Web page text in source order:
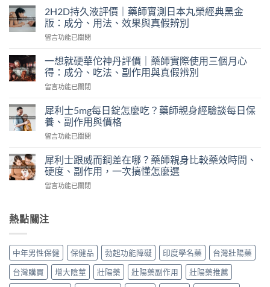
力
片
ptt
討
｜
藥
師
實
韓
國
力
評
價：
哪
副
作
真
假
一
搞
2H2D持久液評價｜藥師實測日本丸榮經典黑金
版：成分、用法、效果與真假辨別
在
久
液
評
｜
藥
師
實
日
本
榮
黑
成
分、
法、
留言功能已關閉
一想就硬華佗神丹評價｜藥師實際使用三個月心
得：成分、吃法、副作用與真假辨別
在
想
就
硬
華
神
丹
評
價
師
使
用
個
留言功能已關閉
犀利士5mg每日錠怎麼吃？藥師親身經驗談每日保
養、副作用與價格
在
利
士
5mg
每
怎
藥
師
身
留言功能已關閉
犀利士跟威而鋼差在哪？藥師親身比較藥效時間、
硬度、副作用，一次搞懂怎麼選
在
士
跟
而
鋼
差
在
留言功能已關閉
熱點關注
中年男性保健 保健品 勃起功能障礙 印度學名藥
台灣壯陽藥
台灣購買
增大陰莖 壯陽藥 壯陽藥副作用
壯陽藥推薦